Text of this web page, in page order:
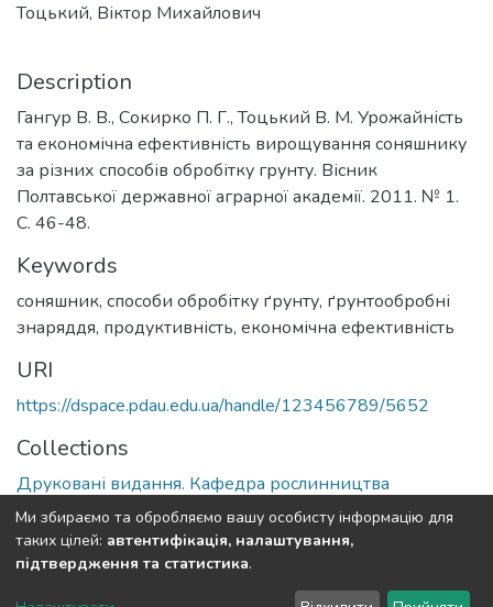
Тоцький, Віктор Михайлович
Description
Гангур В. В., Сокирко П. Г., Тоцький В. М. Урожайність
та економічна ефективність вирощування соняшнику
за різних способів обробітку грунту. Вісник
Полтавської державної аграрної академії. 2011. № 1.
С. 46-48.
Keywords
соняшник, способи обробітку ґрунту, ґрунтообробні
знаряддя, продуктивність, економічна ефективність
URI
https://dspace.pdau.edu.ua/handle/123456789/5652
Collections
Друковані видання. Кафедра рослинництва
Full item page
DSpace software copyright © 2002-2026 LYRASIS
Ми збираємо та обробляємо вашу особисту інформацію для
таких цілей: автентифікація, налаштування,
підтвердження та статистика.